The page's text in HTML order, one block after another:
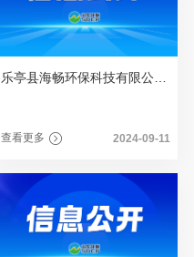
查看更多 2024-09-11